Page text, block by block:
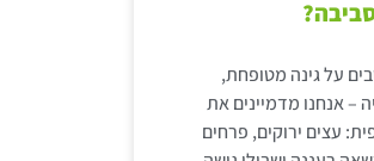
על גינה מטופחת,
– אנחנו מדמיינים את
עצים ירוקים, פרחים